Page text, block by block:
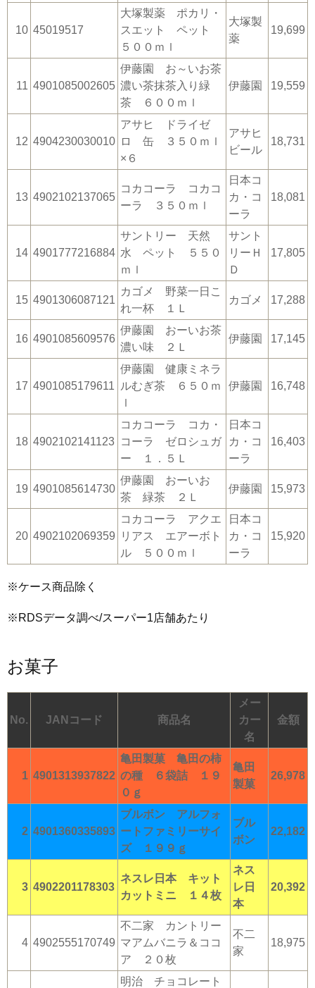
10 45019517
大塚製薬 ポカリ・
スエット ペット
５００ｍｌ
大塚製
薬
19,699
11 4901085002605
伊藤園 お～いお茶
濃い茶抹茶入り緑
茶 ６００ｍｌ
伊藤園 19,559
12 4904230030010
アサヒ ドライゼ
ロ 缶 ３５０ｍｌ
×６
アサヒ
ビール
18,731
13 4902102137065
コカコーラ コカコ
ーラ ３５０ｍｌ
日本コ
カ・コ
ーラ
18,081
14 4901777216884
サントリー 天然
水 ペット ５５０
ｍｌ
サント
リーＨ
Ｄ
17,805
15 4901306087121
カゴメ 野菜一日こ
れ一杯 １Ｌ
カゴメ 17,288
16 4901085609576
伊藤園 おーいお茶
濃い味 ２Ｌ
伊藤園 17,145
17 4901085179611
伊藤園 健康ミネラ
ルむぎ茶 ６５０ｍ
ｌ
伊藤園 16,748
18 4902102141123
コカコーラ コカ・
コーラ ゼロシュガ
ー １．５Ｌ
日本コ
カ・コ
ーラ
16,403
19 4901085614730
伊藤園 おーいお
茶 緑茶 ２Ｌ
伊藤園 15,973
20 4902102069359
コカコーラ アクエ
リアス エアーボト
ル ５００ｍｌ
日本コ
カ・コ
ーラ
15,920
※ケース商品除く
※RDSデータ調べ/スーパー1店舗あたり
お菓子
No. JANコード 商品名
メー
カー
名
金額
1 4901313937822
亀田製菓 亀田の柿
の種 ６袋詰 １９
０ｇ
亀田
製菓
26,978
2 4901360335893
ブルボン アルフォ
ートファミリーサイ
ズ １９９ｇ
ブル
ボン
22,182
3 4902201178303
ネスレ日本 キット
カットミニ １４枚
ネス
レ日
本
20,392
4 4902555170749
不二家 カントリー
マアムバニラ＆ココ
ア ２０枚
不二
家
18,975
明治 チョコレート